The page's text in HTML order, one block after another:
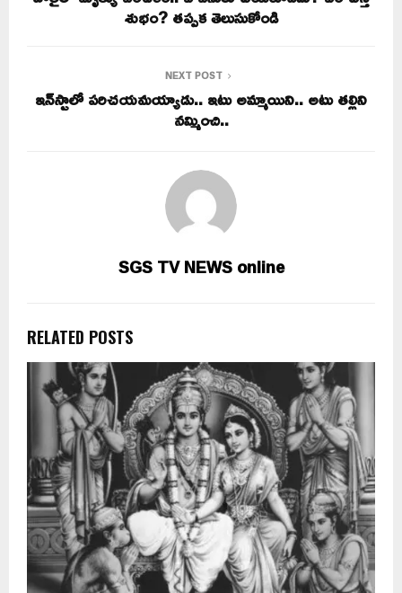
శుభం? తప్పక తెలుసుకోండి
NEXT POST
ఇన్‌స్టాలో పరిచయమయ్యాడు.. ఇటు అమ్మాయిని.. అటు తల్లిని
నమ్మించి..
SGS TV NEWS online
RELATED POSTS